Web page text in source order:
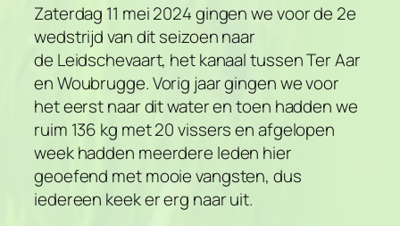
Zaterdag 11 mei 2024 gingen we voor de 2e
wedstrijd van dit seizoen naar
de Leidschevaart, het kanaal tussen Ter Aar
en Woubrugge. Vorig jaar gingen we voor
het eerst naar dit water en toen hadden we
ruim 136 kg met 20 vissers en afgelopen
week hadden meerdere leden hier
geoefend met mooie vangsten, dus
iedereen keek er erg naar uit.